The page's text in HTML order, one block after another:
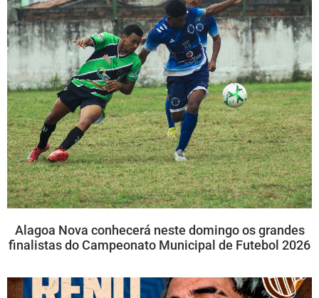
Alagoa Nova conhecerá neste domingo os grandes
finalistas do Campeonato Municipal de Futebol 2026